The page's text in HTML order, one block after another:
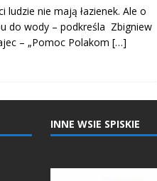
nie mają łazienek. Ale o
do wody – podkreśla Zbigniew
– „Pomoc Polakom […]
INNE WSIE SPISKIE